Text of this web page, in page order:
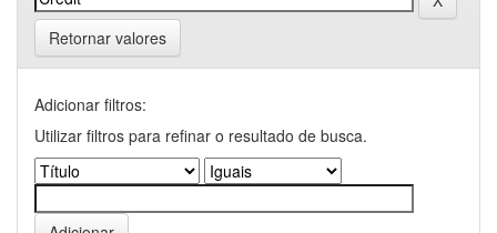
Retornar valores
Adicionar filtros:
Utilizar filtros para refinar o resultado de busca.